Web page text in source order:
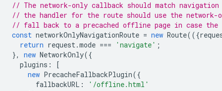
// The network-only callback should match navigation
// the handler for the route should use the
// fall back to a precached offline page in case
const networkOnlyNavigationRoute = new Route(({
return request.mode === 'navigate' ;
},
new NetworkOnly({
plugins :
[
new PrecacheFallbackPlugin({
fallbackURL :
'/offline.html'